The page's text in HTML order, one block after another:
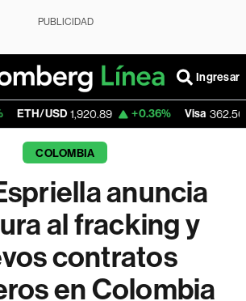
PUBLICIDAD
Ingresar
1,920.89 +0.36% Visa 362.50 -2.15%
COLOMBIA
anuncia
al fracking y
contratos
en Colombia